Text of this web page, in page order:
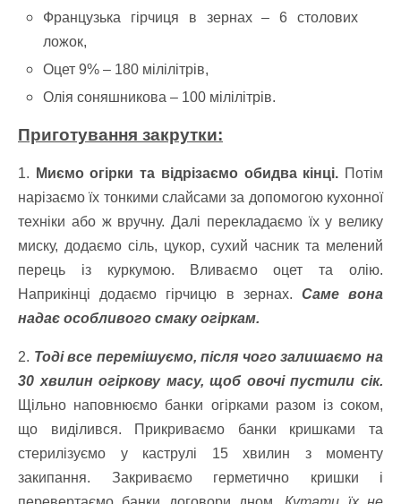
Французька гірчиця в зернах – 6 столових
ложок,
Оцет 9% – 180 мілілітрів,
Олія соняшникова – 100 мілілітрів.
Приготування закрутки:
1. Миємо огірки та відрізаємо обидва кінці. Потім
нарізаємо їх тонкими слайсами за допомогою кухонної
техніки або ж вручну. Далі перекладаємо їх у велику
миску, додаємо сіль, цукор, сухий часник та мелений
перець із куркумою. Вливаємо оцет та олію.
Наприкінці додаємо гірчицю в зернах. Саме вона
надає особливого смаку огіркам.
2. Тоді все перемішуємо, після чого залишаємо на
30 хвилин огіркову масу, щоб овочі пустили сік.
Щільно наповнюємо банки огірками разом із соком,
що виділився. Прикриваємо банки кришками та
стерилізуємо у каструлі 15 хвилин з моменту
закипання. Закриваємо герметично кришки і